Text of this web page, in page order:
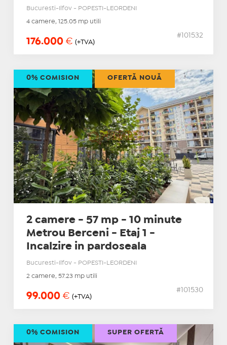
Bucuresti-Ilfov - POPESTI-LEORDENI
4 camere, 125.05 mp utili
176.000 € (+TVA)
#101532
2 camere - 57 mp - 10 minute
Metrou Berceni - Etaj 1 -
Incalzire in pardoseala
Bucuresti-Ilfov - POPESTI-LEORDENI
2 camere, 57.23 mp utili
99.000 € (+TVA)
#101530
0% COMISION OFERTĂ NOUĂ
0% COMISION SUPER OFERTĂ